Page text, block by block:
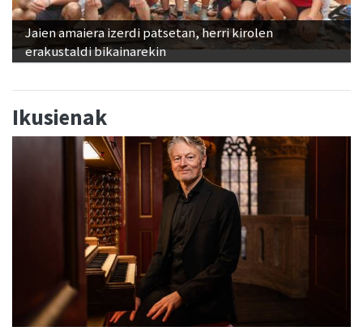
Jaien amaiera izerdi patsetan, herri kirolen
erakustaldi bikainarekin
Ikusienak